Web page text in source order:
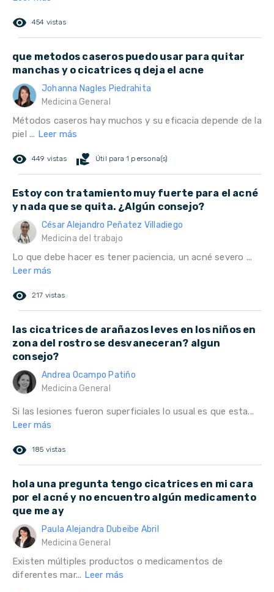
remove_red_eye 454 vistas
que metodos caseros puedo usar para quitar
manchas y o cicatrices q deja el acne
Johanna Nagles Piedrahita
Medicina General
Métodos caseros hay muchos y su eficacia depende de la
piel ... Leer más
remove_red_eye 449 vistas volunteer_activism Útil para 1 persona(s)
Estoy con tratamiento muy fuerte para el acné
y nada que se quita. ¿Algún consejo?
César Alejandro Peñatez Villadiego
Medicina del trabajo
Lo que debe hacer es tener paciencia, un acné severo ...
Leer más
remove_red_eye 217 vistas
las cicatrices de arañazos leves en los niños en
zona del rostro se desvaneceran? algun
consejo?
Andrea Ocampo Patiño
Medicina General
Si las lesiones fueron superficiales lo usual es que esta...
Leer más
remove_red_eye 185 vistas
hola una pregunta tengo cicatrices en mi cara
por el acné y no encuentro algún medicamento
que me ay
Paula Alejandra Dubeibe Abril
Medicina General
Existen múltiples productos o medicamentos de
diferentes mar... Leer más